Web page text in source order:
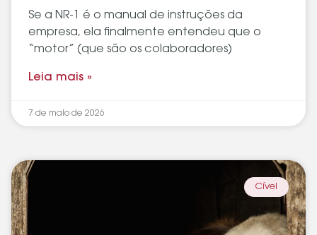
Se a NR-1 é o manual de instruções da
empresa, ela finalmente entendeu que o
“motor” (que são os colaboradores)
Leia mais »
7 de maio de 2026
Cível